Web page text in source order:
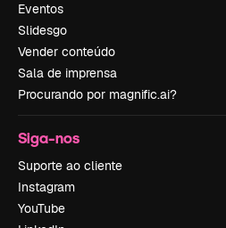
Eventos
Slidesgo
Vender conteúdo
Sala de imprensa
Procurando por magnific.ai?
Siga-nos
Suporte ao cliente
Instagram
YouTube